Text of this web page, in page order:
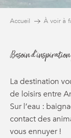
Accueil À voir à
Besoin
La destination
de loisirs entre
Sur l’eau :
contact des
vous ennuyer !